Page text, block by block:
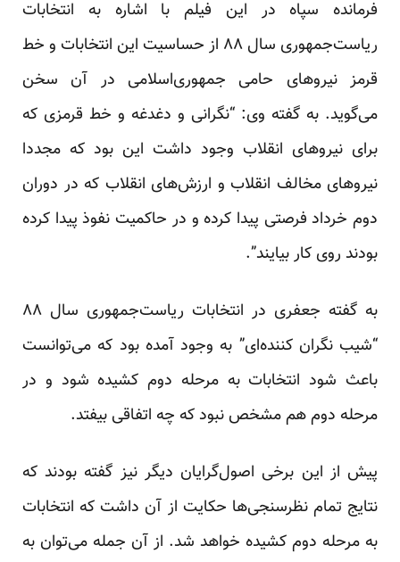
فرمانده سپاه در این فیلم با اشاره به انتخابات
ریاست‌جمهوری سال ۸۸ از حساسیت این انتخابات و خط
قرمز نیروهای حامی جمهوری‌اسلامی در آن سخن
می‌گوید. به گفته‌ وی: “نگرانی و دغدغه و خط قرمزی که
برای نیروهای انقلاب وجود داشت این بود که مجددا
نیروهای مخالف انقلاب و ارزش‌های انقلاب که در دوران
دوم خرداد فرصتی پیدا کرده و در حاکمیت نفوذ پیدا کرده
بودند روی کار بیایند”.
به گفته‌ جعفری در انتخابات ریاست‌جمهوری سال ۸۸
“شیب نگران کننده‌ای” به وجود آمده بود که می‌توانست
باعث شود انتخابات به مرحله دوم کشیده شود و در
مرحله دوم هم مشخص نبود که چه اتفاقی بیفتد.
پیش از این برخی اصول‌گرایان دیگر نیز گفته بودند که
نتایج تمام نظرسنجی‌ها حکایت از آن داشت که انتخابات
به مرحله دوم کشیده خواهد شد. از آن جمله می‌توان به